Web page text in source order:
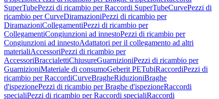
SuperTubePezzi di ricambio per Raccordi SuperTubeCurvePezzi di
ricambio per CurveDiramazioniPezzi di ricambio per
DiramazioniCollegamentiPezzi di ricambio per
CollegamentiCongiunzioni ad innestoPezzi di ricambio per
Congiunzioni ad innestoAdattatori per il collegamento ad altri
materialiAccessoriPezzi di ricambio per
AccessoriBraccialettiChiusureGuarnizioniPezzi di ricambio per
GuarnizioniMateriale di consumoGeberit PETubiRaccordiPezzi di
ricambio per RaccordiCurveBragheRiduzioniBraghe
d'ispezionePezzi di ricambio per Braghe d'ispezioneRaccordi
specialiPezzi di ricambio per Raccordi specialiRaccordi